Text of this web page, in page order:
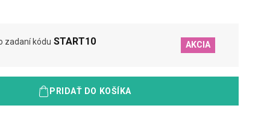
zadaní kódu START10 AKCIA
PRIDAŤ DO KOŠÍKA